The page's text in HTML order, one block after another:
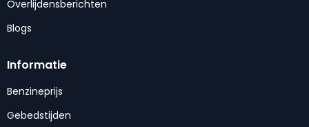
Overlijdensberichten
Blogs
Informatie
Benzineprijs
Gebedstijden